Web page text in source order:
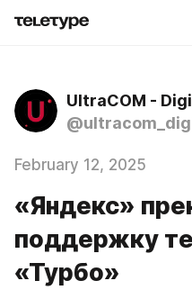
UltraCOM -
February 12, 2025
«Яндекс»
поддержку
«Турбо»